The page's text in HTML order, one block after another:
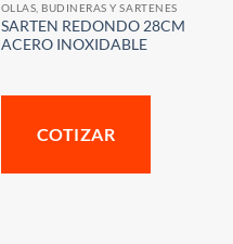
OLLAS, BUDINERAS Y SARTENES
SARTEN REDONDO 28CM
ACERO INOXIDABLE
COTIZAR